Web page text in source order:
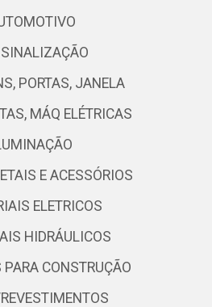
SINALIZAÇÃO
PORTAS, JANELA
MÁQ ELÉTRICAS
E ACESSÓRIOS
ELETRICOS
HIDRÁULICOS
PARA CONSTRUÇÃO